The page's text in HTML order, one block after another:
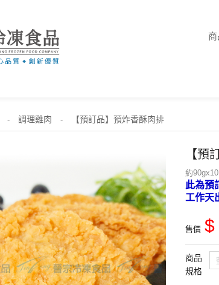
- 調理雞肉 - 【預訂品】預炸香酥肉排
【預
約
此為預
工作天
售價 $
商品
規格